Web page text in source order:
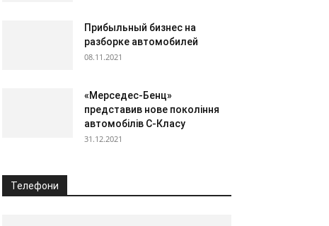
Прибыльный бизнес на
разборке автомобилей
08.11.2021
«Мерседес-Бенц»
представив нове покоління
автомобілів С-Класу
31.12.2021
Телефони